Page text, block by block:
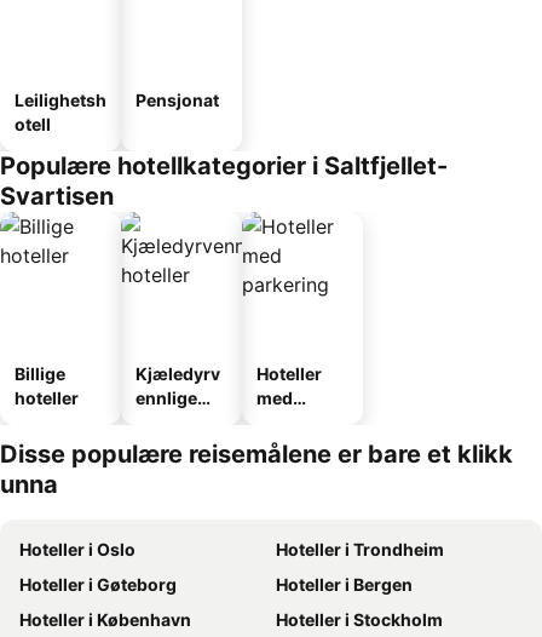
Leilighetsh
otell
Pensjonat
Populære hotellkategorier i Saltfjellet-
Svartisen
Billige
hoteller
Kjæledyrv
ennlige
Hoteller
med
Disse populære reisemålene er bare et klikk
unna
Hoteller i Oslo
Hoteller i Trondheim
Hoteller i Gøteborg
Hoteller i Bergen
Hoteller i København
Hoteller i Stockholm